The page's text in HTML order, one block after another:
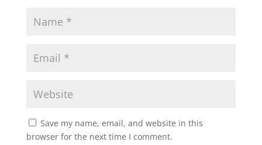
Save my name, email, and website in this
browser for the next time I comment.